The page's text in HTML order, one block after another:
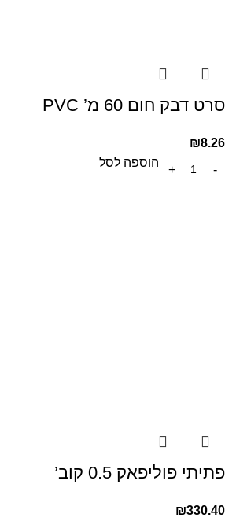
סרט דבק חום 60 מ’ PVC
₪8.26
הוספה לסל
פתיתי פוליפאק 0.5 קוב’
₪330.40